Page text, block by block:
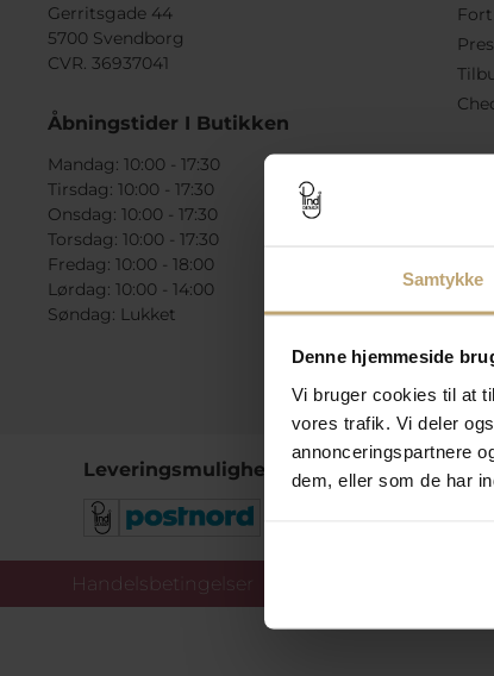
Samtykke
Denne hjemmeside
Vi bruger cookies til at
vores trafik. Vi deler
annonceringspartnere
dem, eller som de har
Gerritsgade 44
5700 Svendborg
CVR. 36937041
Åbningstider I Butikken
Mandag: 10:00 - 17:30
Tirsdag: 10:00 - 17:30
Onsdag: 10:00 - 17:30
Torsdag: 10:00 - 17:30
Fredag: 10:00 - 18:00
Lørdag: 10:00 - 14:00
Søndag: Lukket
Leveringsmuligheder
Handelsbetingelser